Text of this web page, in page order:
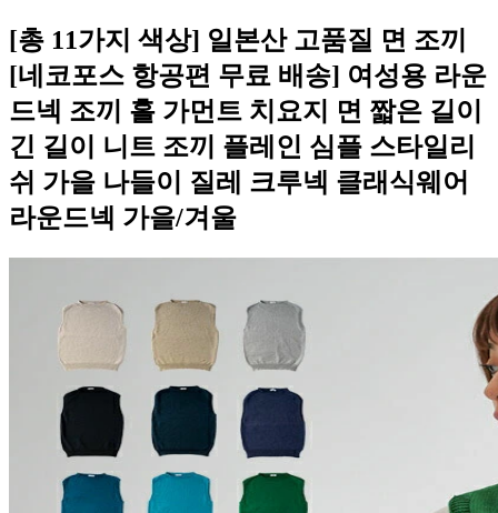
[총 11가지 색상] 일본산 고품질 면 조끼
[네코포스 항공편 무료 배송] 여성용 라운
드넥 조끼 홀 가먼트 치요지 면 짧은 길이
긴 길이 니트 조끼 플레인 심플 스타일리
쉬 가을 나들이 질레 크루넥 클래식웨어
라운드넥 가을/겨울